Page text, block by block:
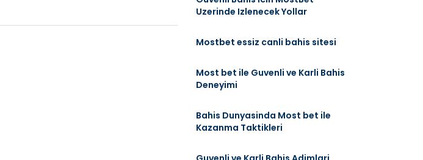
Uzerinde Izlenecek Yollar
Mostbet essiz canli bahis sitesi
Most bet ile Guvenli ve Karli Bahis
Deneyimi
Bahis Dunyasinda Most bet ile
Kazanma Taktikleri